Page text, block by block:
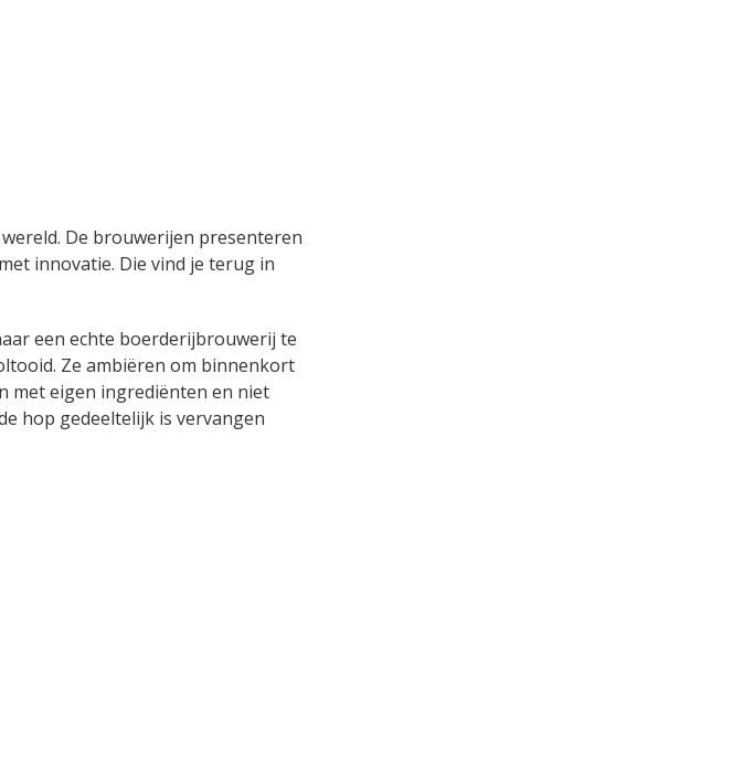
De brouwerijen presenteren
innovatie. Die vind je terug in
een echte boerderijbrouwerij te
Ze ambiëren om binnenkort
met eigen ingrediënten en niet
hop gedeeltelijk is vervangen